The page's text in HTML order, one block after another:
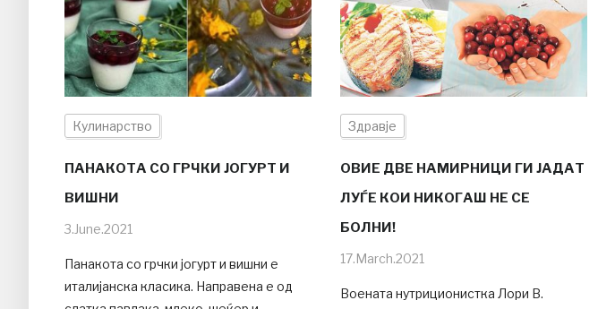
Кулинарство
ПАНАКОТА СО ГРЧКИ ЈОГУРТ И
ВИШНИ
3.June.2021
Панакота со грчки јогурт и вишни е
италијанска класика. Направена е од
Здравје
ОВИЕ ДВЕ НАМИРНИЦИ ГИ ЈАДАТ
ЛУЃЕ КОИ НИКОГАШ НЕ СЕ
БОЛНИ!
17.March.2021
Воената нутриционистка Лори В.